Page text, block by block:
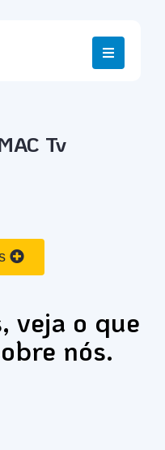
Tv
veja o que
nós.